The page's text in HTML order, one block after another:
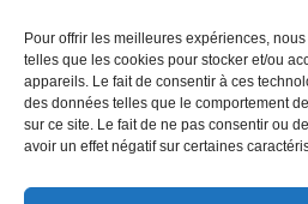
Pour offrir les meilleures expériences,
telles que les cookies pour stocker et/ou
appareils. Le fait de consentir à ces
des données telles que le comportement
sur ce site. Le fait de ne pas consentir ou
avoir un effet négatif sur certaines
1422
Tél: 024 445
Mail: